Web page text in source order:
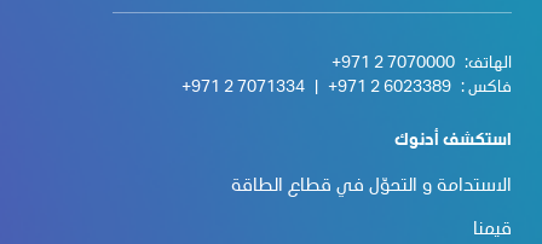
الهاتف: +971 2 7070000
فاكس : +971 2 6023389
+971 2 7071334
استكشف أدنوك
الاستدامة و التحوّل في قطاع الطاقة
قيمنا